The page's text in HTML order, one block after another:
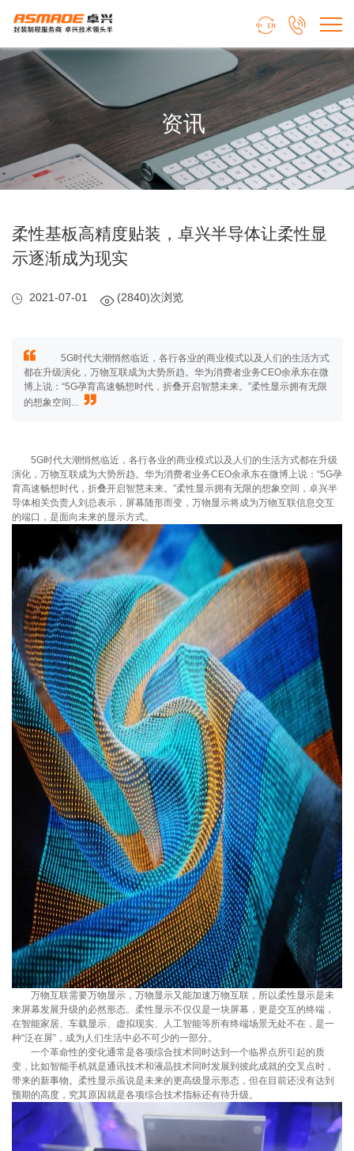


资讯
柔性基板高精度贴装，卓兴半导体让柔性显
示逐渐成为现实
2021-07-01 (2840)次浏览
5G时代大潮悄然临近，各行各业的商业模式以及人们的生活方式
都在升级演化，万物互联成为大势所趋。华为消费者业务CEO余承东在微
博上说：“5G孕育高速畅想时代，折叠开启智慧未来。”柔性显示拥有无限
的想象空间...
5G时代大潮悄然临近，各行各业的商业模式以及人们的生活方式都在升级
演化，万物互联成为大势所趋。华为消费者业务CEO余承东在微博上说：“5G孕
育高速畅想时代，折叠开启智慧未来。”柔性显示拥有无限的想象空间，卓兴半
导体相关负责人刘总表示，屏幕随形而变，万物显示将成为万物互联信息交互
的端口，是面向未来的显示方式。
万物互联需要万物显示，万物显示又能加速万物互联，所以柔性显示是未
来屏幕发展升级的必然形态。柔性显示不仅仅是一块屏幕，更是交互的终端，
在智能家居、车载显示、虚拟现实、人工智能等所有终端场景无处不在，是一
种“泛在屏”，成为人们生活中必不可少的一部分。
一个革命性的变化通常是各项综合技术同时达到一个临界点所引起的质
变，比如智能手机就是通讯技术和液晶技术同时发展到彼此成就的交叉点时，
带来的新事物。柔性显示虽说是未来的更高级显示形态，但在目前还没有达到
预期的高度，究其原因就是各项综合技术指标还有待升级。